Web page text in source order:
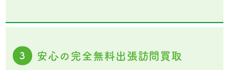
3 安心の完全無料出張訪問買取